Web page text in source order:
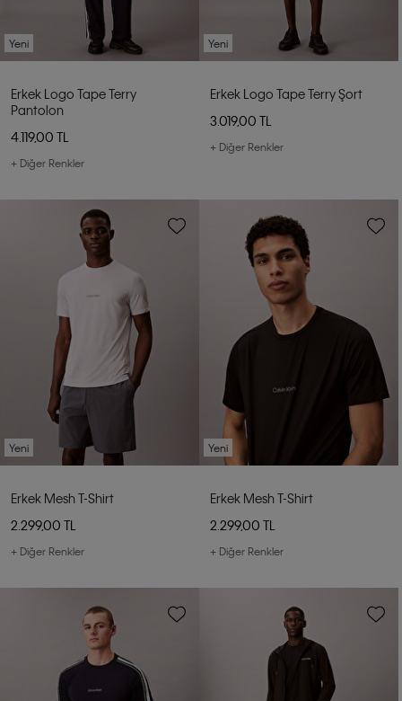
Yeni
Erkek Logo Tape Terry
Pantolon
4.119,00 TL
+ Diğer Renkler
Yeni
Erkek Logo Tape Terry Şort
3.019,00 TL
+ Diğer Renkler
Yeni
Erkek Mesh T-Shirt
2.299,00 TL
+ Diğer Renkler
Yeni
Erkek Mesh T-Shirt
2.299,00 TL
+ Diğer Renkler